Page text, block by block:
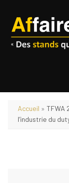
contenu
Accueil » TFWA
l’industrie du